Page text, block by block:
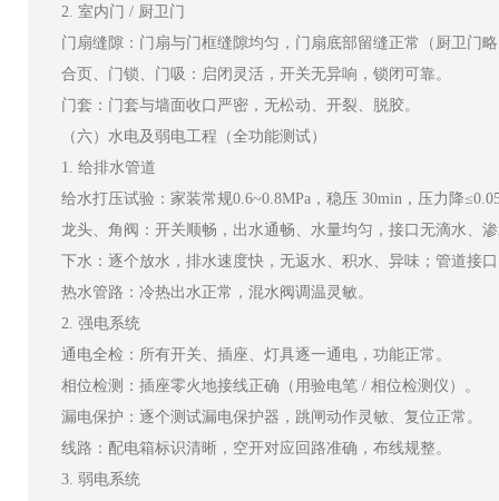
2. 室内门 / 厨卫门
门扇缝隙：门扇与门框缝隙均匀，门扇底部留缝正常（厨卫门
合页、门锁、门吸：启闭灵活，开关无异响，锁闭可靠。
门套：门套与墙面收口严密，无松动、开裂、脱胶。
（六）水电及弱电工程（全功能测试）
1. 给排水管道
给水打压试验：家装常规0.6~0.8MPa，稳压 30min，压力降
龙头、角阀：开关顺畅，出水通畅、水量均匀，接口无滴水、
下水：逐个放水，排水速度快，无返水、积水、异味；管道接
热水管路：冷热出水正常，混水阀调温灵敏。
2. 强电系统
通电全检：所有开关、插座、灯具逐一通电，功能正常。
相位检测：插座零火地接线正确（用验电笔 / 相位检测仪）。
漏电保护：逐个测试漏电保护器，跳闸动作灵敏、复位正常。
线路：配电箱标识清晰，空开对应回路准确，布线规整。
3. 弱电系统